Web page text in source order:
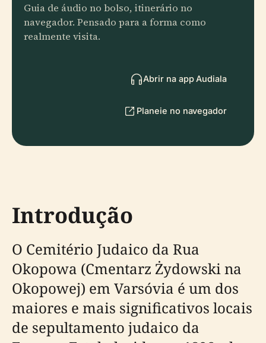
Guia de áudio no bolso, itinerário no
navegador. Pensado para a forma como
realmente visita.
Abrir na app Audiala
Planeie no navegador
Introdução
O Cemitério Judaico da Rua
Okopowa (Cmentarz Żydowski na
Okopowej) em Varsóvia é um dos
maiores e mais significativos locais
de sepultamento judaico da